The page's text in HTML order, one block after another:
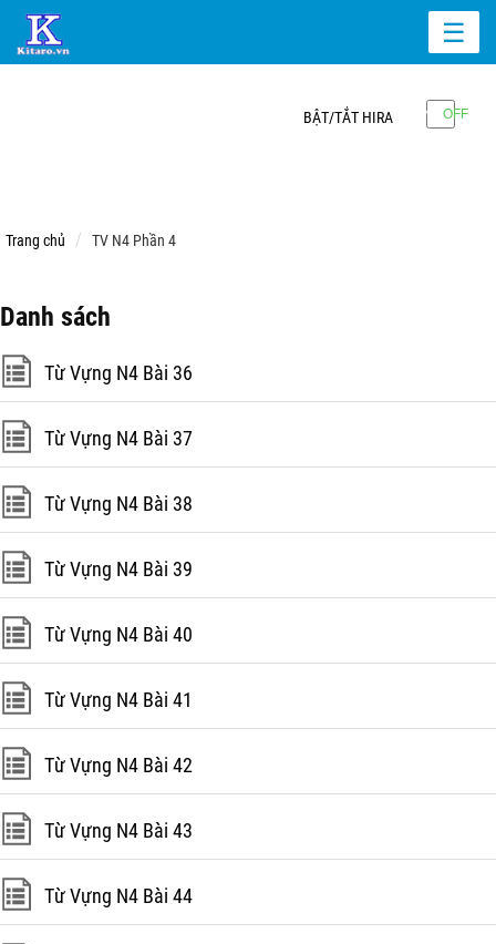
☰
BẬT/TẮT HIRA
Trang chủ TV N4 Phần 4
Danh sách
Từ Vựng N4 Bài 36
Từ Vựng N4 Bài 37
Từ Vựng N4 Bài 38
Từ Vựng N4 Bài 39
Từ Vựng N4 Bài 40
Từ Vựng N4 Bài 41
Từ Vựng N4 Bài 42
Từ Vựng N4 Bài 43
Từ Vựng N4 Bài 44